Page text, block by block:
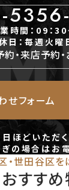
時間：09：
日：毎週火曜
約・来店予約
せフォーム
ほどいただ
の場合はお
・世田谷区を
おすす